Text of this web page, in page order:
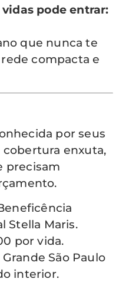
pode entrar:
que nunca te
compacta e
por seus
cobertura enxuta,
precisam
Stella Maris.
por vida.
Grande São Paulo
interior.